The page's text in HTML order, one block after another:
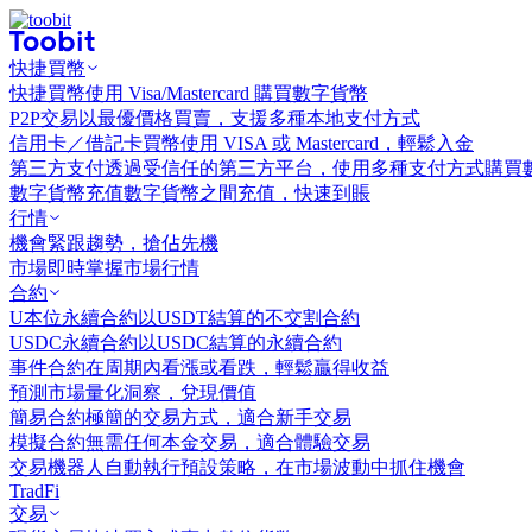
快捷買幣
快捷買幣使用 Visa/Mastercard 購買數字貨幣
P2P交易 以最優價格買賣，支援多種本地支付方式
信用卡／借記卡買幣使用 VISA 或 Mastercard，輕鬆入金
第三方支付透過受信任的第三方平台，使用多種支付方式購買
數字貨幣充值數字貨幣之間充值，快速到賬
行情
機會緊跟趨勢，搶佔先機
市場即時掌握市場行情
合約
U本位永續合約 以USDT結算的不交割合約
USDC永續合約 以USDC結算的永續合約
事件合約在周期內看漲或看跌，輕鬆贏得收益
預測市場量化洞察，兌現價值
簡易合約極簡的交易方式，適合新手交易
模擬合約無需任何本金交易，適合體驗交易
交易機器人 自動執行預設策略，在市場波動中抓住機會
TradFi
交易